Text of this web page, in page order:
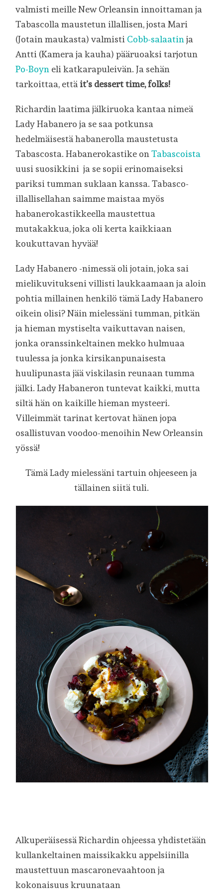
valmisti meille New Orleansin innoittaman ja
Tabascolla maustetun illallisen, josta Mari
(Jotain maukasta) valmisti Cobb-salaatinja
Antti (Kamera ja kauha) pääruoaksi tarjotun
Po-Boyn eli katkarapuleivän. Ja sehän
tarkoittaa, ettäit’s dessert time, folks!
Richardin laatima jälkiruoka kantaa nimeä
Lady Habanero ja se saa potkunsa
hedelmäisestä habanerolla maustetusta
Tabascosta. Habanerokastike onTabascoista
uusi suosikkini ja se sopii erinomaiseksi
pariksi tumman suklaan kanssa. Tabasco-
illallisellahan saimme maistaa myös
habanerokastikkeella maustettua
mutakakkua, joka oli kerta kaikkiaan
koukuttavan hyvää!
Lady Habanero -nimessä oli jotain, joka sai
mielikuvitukseni villisti laukkaamaan ja aloin
pohtia millainen henkilö tämä Lady Habanero
oikein olisi? Näin mielessäni tumman, pitkän
ja hieman mystiselta vaikuttavan naisen,
jonka oranssinkeltainen mekko hulmuaa
tuulessa ja jonka kirsikanpunaisesta
huulipunasta jää viskilasin reunaan tumma
jälki. Lady Habaneron tuntevat kaikki, mutta
siltä hän on kaikille hieman mysteeri.
Villeimmät tarinat kertovat hänen jopa
osallistuvan voodoo-menoihin New Orleansin
yössä!
Tämä Lady mielessäni tartuin ohjeeseen ja
tällainen siitä tuli.
Alkuperäisessä Richardin ohjeessa yhdistetään
kullankeltainen maissikakku appelsiinilla
maustettuun mascaronevaahtoon ja
kokonaisuus kruunataan